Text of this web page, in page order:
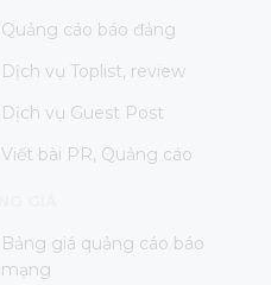
Quảng cáo báo đảng
Dịch vụ Toplist, review
Dịch vụ Guest Post
Viết bài PR, Quảng cáo
Bảng giá quảng cáo báo
mạng